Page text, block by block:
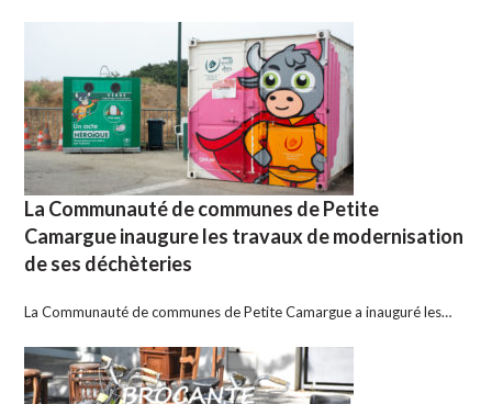
La Communauté de communes de Petite
Camargue inaugure les travaux de modernisation
de ses déchèteries
La Communauté de communes de Petite Camargue a inauguré les…